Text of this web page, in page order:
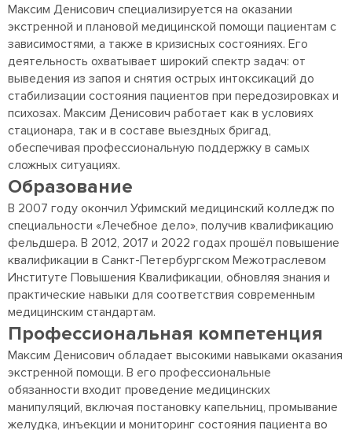
Максим Денисович специализируется на оказании
экстренной и плановой медицинской помощи пациентам с
зависимостями, а также в кризисных состояниях. Его
деятельность охватывает широкий спектр задач: от
выведения из запоя и снятия острых интоксикаций до
стабилизации состояния пациентов при передозировках и
психозах. Максим Денисович работает как в условиях
стационара, так и в составе выездных бригад,
обеспечивая профессиональную поддержку в самых
сложных ситуациях.
Образование
В 2007 году окончил Уфимский медицинский колледж по
специальности «Лечебное дело», получив квалификацию
фельдшера. В 2012, 2017 и 2022 годах прошёл повышение
квалификации в Санкт-Петербургском Межотраслевом
Институте Повышения Квалификации, обновляя знания и
практические навыки для соответствия современным
медицинским стандартам.
Профессиональная компетенция
Максим Денисович обладает высокими навыками оказания
экстренной помощи. В его профессиональные
обязанности входит проведение медицинских
манипуляций, включая постановку капельниц, промывание
желудка, инъекции и мониторинг состояния пациента во